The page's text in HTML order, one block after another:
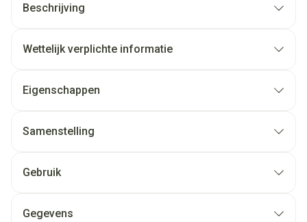
Beschrijving
Wettelijk verplichte informatie
Eigenschappen
Samenstelling
Gebruik
Gegevens